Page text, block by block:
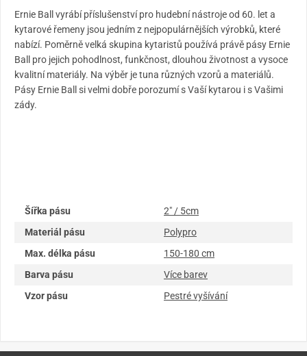
Ernie Ball vyrábí příslušenství pro hudební nástroje od 60. let a
kytarové řemeny jsou jedním z nejpopulárnějších výrobků, které
nabízí. Poměrně velká skupina kytaristů používá právě pásy Ernie
Ball pro jejich pohodlnost, funkčnost, dlouhou životnost a vysoce
kvalitní materiály. Na výběr je tuna různých vzorů a materiálů.
Pásy Ernie Ball si velmi dobře porozumí s Vaší kytarou i s Vašimi
zády.
Šířka pásu
2" / 5cm
Materiál pásu
Polypro
Max. délka pásu
150-180 cm
Barva pásu
Více barev
Vzor pásu
Pestré vyšívání